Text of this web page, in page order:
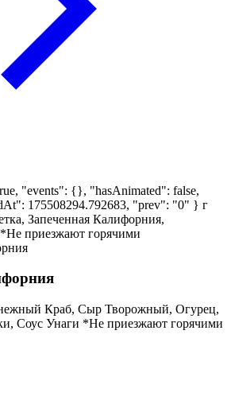
"events": {}, "hasAnimated": false,
175508294.792683, "prev": "0" } г
Запеченная Калифорния,
приезжают горячими
Краб, Сыр Творожный, Огурец,
Соус Унаги *Не приезжают горячими